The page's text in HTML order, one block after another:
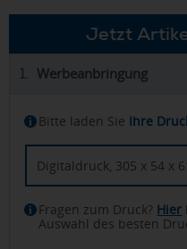
Jetzt
1. Werbeanbringung
Bitte laden Sie Ihre
Digitaldruck, 305 x 54 x
Fragen zum Druck? Hier
Auswahl des besten